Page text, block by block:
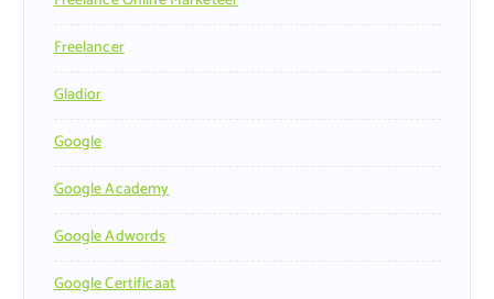
Freelancer
Gladior
Google
Google Academy
Google Adwords
Google Certificaat